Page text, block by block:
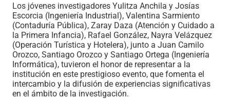
Los jóvenes investigadores Yulitza Anchila y Josías
Escorcia (Ingeniería Industrial), Valentina Sarmiento
(Contaduría Pública), Zaray Daza (Atención y Cuidado a
la Primera Infancia), Rafael González, Nayra Velázquez
(Operación Turística y Hotelera), junto a Juan Camilo
Orozco, Santiago Orozco y Santiago Ortega (Ingeniería
Informática), tuvieron el honor de representar a la
institución en este prestigioso evento, que fomenta el
intercambio y la difusión de experiencias significativas
en el ámbito de la investigación.